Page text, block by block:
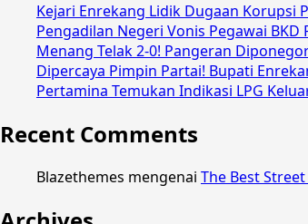
Kejari Enrekang Lidik Dugaan Korupsi
Pengadilan Negeri Vonis Pegawai BKD
Menang Telak 2-0! Pangeran
Dipercaya Pimpin Partai! Bupati
Pertamina Temukan Indikasi LPG
Recent Comments
Blazethemes mengenai The Best